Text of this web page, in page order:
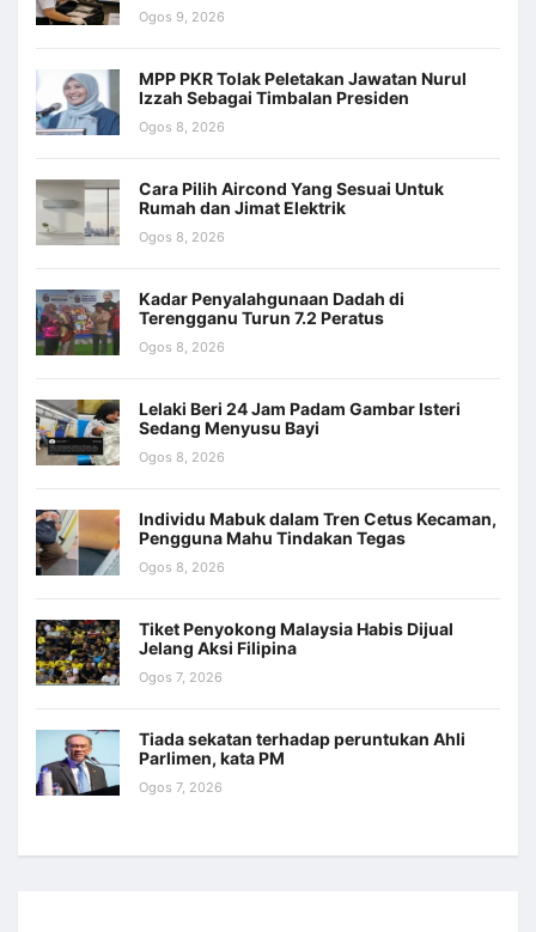
Ogos 9, 2026
MPP PKR Tolak Peletakan Jawatan Nurul
Izzah Sebagai Timbalan Presiden
Ogos 8, 2026
Cara Pilih Aircond Yang Sesuai Untuk
Rumah dan Jimat Elektrik
Ogos 8, 2026
Kadar Penyalahgunaan Dadah di
Terengganu Turun 7.2 Peratus
Ogos 8, 2026
Lelaki Beri 24 Jam Padam Gambar Isteri
Sedang Menyusu Bayi
Ogos 8, 2026
Individu Mabuk dalam Tren Cetus Kecaman,
Pengguna Mahu Tindakan Tegas
Ogos 8, 2026
Tiket Penyokong Malaysia Habis Dijual
Jelang Aksi Filipina
Ogos 7, 2026
Tiada sekatan terhadap peruntukan Ahli
Parlimen, kata PM
Ogos 7, 2026